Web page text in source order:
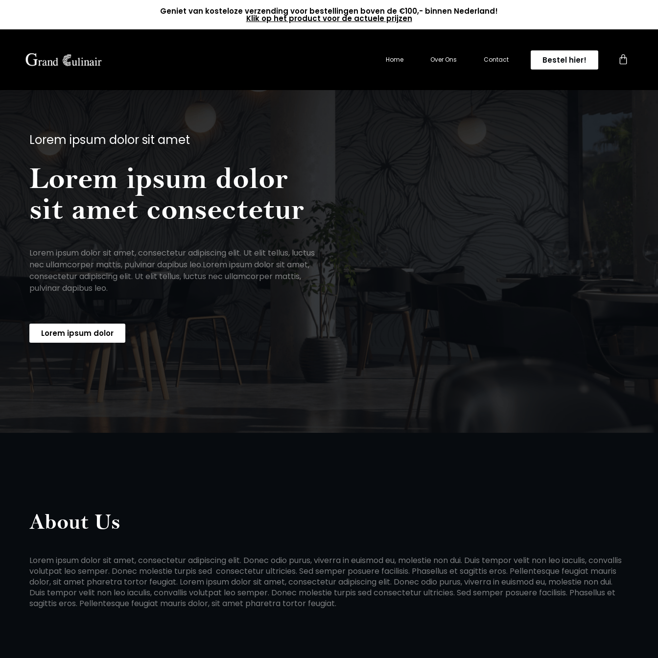
Geniet van kosteloze verzending voor bestellingen boven de €100,- binnen Nederland!
Klik op het product voor de actuele prijzen
Home Over Ons Contact Bestel hier!
0
Lorem ipsum dolor sit amet
Lorem ipsum dolor
sit amet consectetur
Lorem ipsum dolor sit amet, consectetur adipiscing elit. Ut elit tellus, luctus
nec ullamcorper mattis, pulvinar dapibus leo.Lorem ipsum dolor sit amet,
consectetur adipiscing elit. Ut elit tellus, luctus nec ullamcorper mattis,
pulvinar dapibus leo.
Lorem ipsum dolor
About Us
Lorem ipsum dolor sit amet, consectetur adipiscing elit. Donec odio purus, viverra in euismod eu, molestie non dui. Duis tempor velit non leo iaculis, convallis
volutpat leo semper. Donec molestie turpis sed consectetur ultricies. Sed semper posuere facilisis. Phasellus et sagittis eros. Pellentesque feugiat mauris
dolor, sit amet pharetra tortor feugiat. Lorem ipsum dolor sit amet, consectetur adipiscing elit. Donec odio purus, viverra in euismod eu, molestie non dui.
Duis tempor velit non leo iaculis, convallis volutpat leo semper. Donec molestie turpis sed consectetur ultricies. Sed semper posuere facilisis. Phasellus et
sagittis eros. Pellentesque feugiat mauris dolor, sit amet pharetra tortor feugiat.